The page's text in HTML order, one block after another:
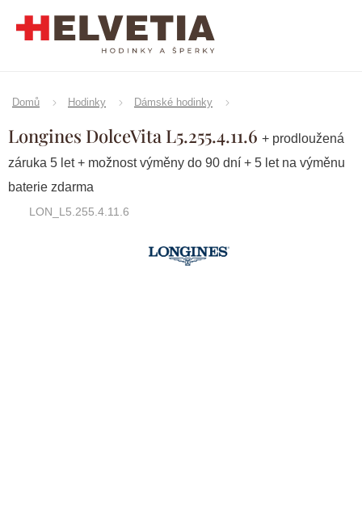
Domů Hodinky Dámské hodinky
Longines DolceVita L5.255.4.11.6 + prodloužená
záruka 5 let + možnost výměny do 90 dní + 5 let na výměnu
baterie zdarma
LON_L5.255.4.11.6
Značka:Longines